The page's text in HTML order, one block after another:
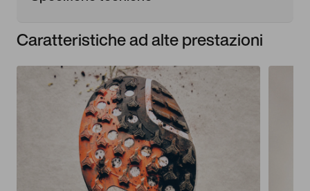
Caratteristiche ad alte prestazioni